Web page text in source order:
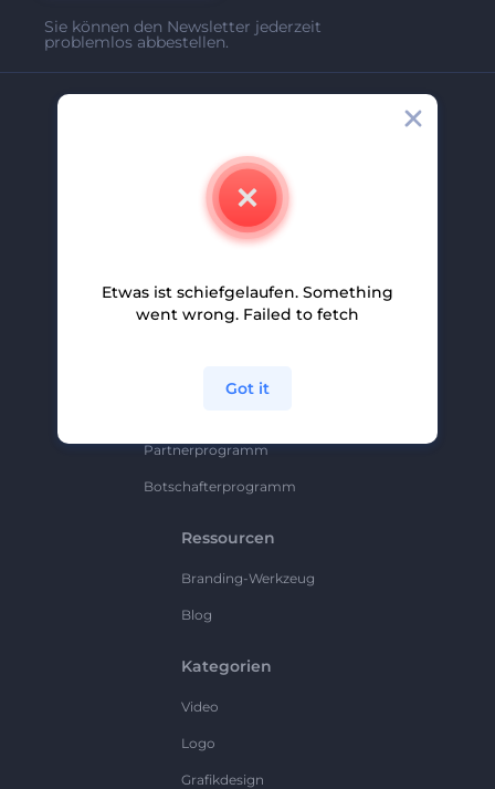
Sie können den Newsletter jederzeit
problemlos abbestellen.
Partnerprogramm
Partnerprogramm
Botschafterprogramm
Ressourcen
Branding-Werkzeug
Blog
Kategorien
Video
Logo
Grafikdesign
Etwas ist schiefgelaufen. Something
went wrong. Failed to fetch
Got it